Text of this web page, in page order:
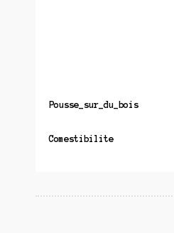
Pousse_sur_du_bois
Comestibilite